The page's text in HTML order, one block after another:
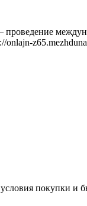
покупки и